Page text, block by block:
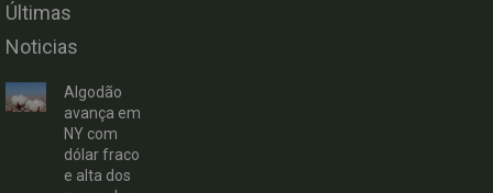
Últimas
Noticias
Algodão
avança em
NY com
dólar fraco
e alta dos